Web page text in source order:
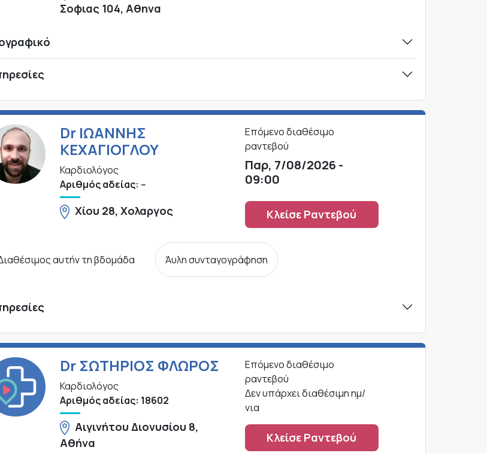
Σοφιας 104, Αθηνα
Dr ΙΩΑΝΝΗΣ
ΚΕΧΑΓΙΟΓΛΟΥ
Καρδιολόγος
Αριθμός αδείας: --
Χίου 28, Χολαργος
Επόμενο διαθέσιμο
ραντεβού
Παρ, 7/08/2026 -
09:00
Κλείσε Ραντεβού
αυτήν τη βδομάδα Άυλη συνταγογράφηση
Dr ΣΩΤΗΡΙΟΣ ΦΛΩΡΟΣ
Καρδιολόγος
Αριθμός αδείας: 18602
Αιγινήτου Διονυσίου 8,
Αθήνα
Επόμενο διαθέσιμο
ραντεβού
Δεν υπάρχει διαθέσιμη ημ/
νια
Κλείσε Ραντεβού